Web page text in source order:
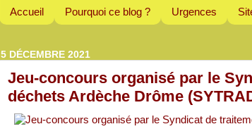
Accueil Pourquoi ce blog ? Urgences
5 DÉCEMBRE 2021
Jeu-concours organisé par le
déchets Ardèche Drôme